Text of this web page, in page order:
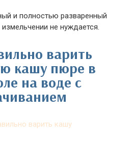
и полностью разваренный
не нуждается.
варить
кашу пюре в
на воде с